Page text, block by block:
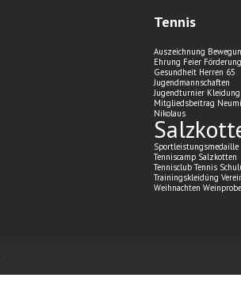
Tennis
Auszeichnung
Ehrung Feier Förderung
Gesundheit Herren 65
Jugendmannschaften
Jugendturnier Kleidung
Mitgliedsbeitrag
Nikolaus
Sportleistungsmedaille
Tenniscamp Salzkotten
Tennisclub Tennis
Trainingskleidúng
Weihnachten Weinprobe